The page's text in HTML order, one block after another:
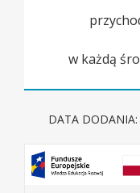
w każdą
DATA DODANIA: